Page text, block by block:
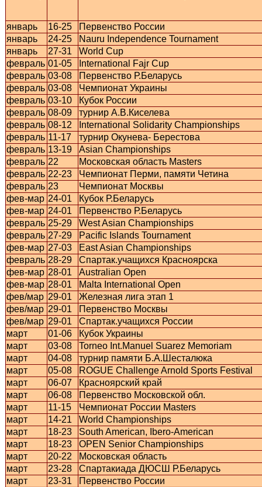
январь 16-25
Первенство России
январь
24-25
Nauru Independence Tournament
январь
27-31
World Cup
февраль 01-05
International Fajr Cup
февраль 03-08
Первенство Р.Беларусь
февраль 03-08
Чемпионат Украины
февраль 03-10
Кубок России
февраль 08-09
турнир А.В.Киселева
февраль 08-12
International Solidarity Championships
февраль 11-17
турнир Окунева- Берестова
февраль 13-19
Asian Championships
февраль 22
Московская область Masters
февраль 22-23
Чемпионат Перми, памяти Четина
февраль 23
Чемпионат Москвы
фев-мар 24-01
Кубок Р.Беларусь
фев-мар 24-01
Первенство Р.Беларусь
февраль 25-29
West Asian Championships
февраль 27-29
Pacific Islands Tournament
фев-мар 27-03
East Asian Championships
февраль 28-29
Спартак.учащихся Красноярска
фев-мар 28-01
Australian Open
фев-мар 28-01
Malta International Open
фев/мар 29-01
Железная лига этап 1
фев/мар 29-01
Первенство Москвы
фев/мар 29-01
Спартак.учащихся России
март
01-06
Кубок Украины
март
03-08
Torneo Int.Manuel Suarez Memoriam
март
04-08
турнир памяти Б.А.Шесталюка
март
05-08
ROGUE Challenge Arnold Sports Festival
март
06-07
Красноярский край
март
06-08
Первенство Московской обл.
март
11-15
Чемпионат России Masters
март
14-21
World Championships
март
18-23
South American, Ibero-American
март
18-23
OPEN Senior Championships
март
20-22
Московская область
март
23-28
Спартакиада ДЮСШ Р.Беларусь
март
23-31
Первенство России